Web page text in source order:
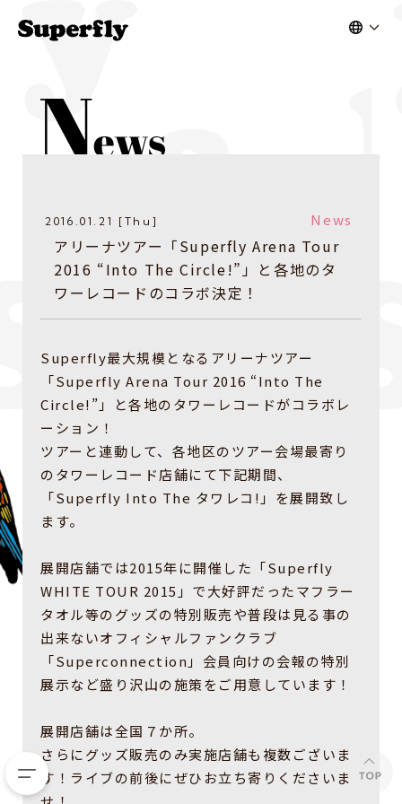
2016.01.21 [Thu] News
アリーナツアー「Superfly Arena Tour
2016 “Into The Circle!”」と各地のタ
ワーレコードのコラボ決定！
Superfly最大規模となるアリーナツアー
「Superfly Arena Tour 2016 “Into The
Circle!”」と各地のタワーレコードがコラボレ
ーション！
ツアーと連動して、各地区のツアー会場最寄り
のタワーレコード店舗にて下記期間、
「Superfly Into The タワレコ!」を展開致し
ます。
展開店舗では2015年に開催した「Superfly
WHITE TOUR 2015」で大好評だったマフラー
タオル等のグッズの特別販売や普段は見る事の
出来ないオフィシャルファンクラブ
「Superconnection」会員向けの会報の特別
展示など盛り沢山の施策をご用意しています！
展開店舗は全国７か所。
さらにグッズ販売のみ実施店舗も複数ございま
す！ライブの前後にぜひお立ち寄りくださいま